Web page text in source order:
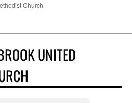
Church
UNITED